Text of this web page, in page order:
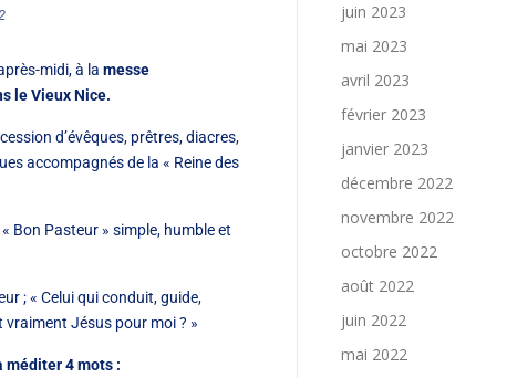
midi, à la messe
le Vieux Nice.
d’évêques, prêtres, diacres,
accompagnés de la « Reine des
Bon Pasteur » simple, humble et
; « Celui qui conduit, guide,
Jésus pour moi ? »
méditer 4 mots :
juin 2023
mai 2023
avril 2023
février 2023
janvier 2023
décembre 2022
novembre 2022
octobre 2022
août 2022
juin 2022
mai 2022